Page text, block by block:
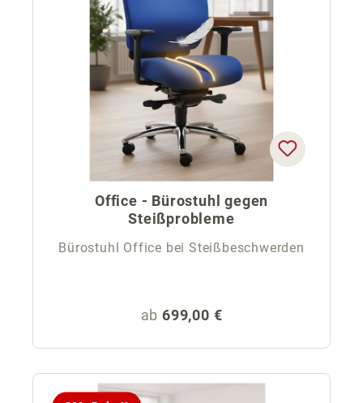
Office - Bürostuhl gegen
Steißprobleme
Bürostuhl Office bei Steißbeschwerden
Regulärer Preis:
ab 699,00 €